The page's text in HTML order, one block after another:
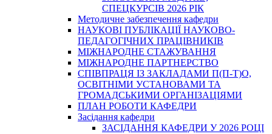
СПЕЦКУРСІВ 2026 РІК
Методичне забезпечення кафедри
НАУКОВІ ПУБЛІКАЦІЇ НАУКОВО-
ПЕДАГОГІЧНИХ ПРАЦІВНИКІВ
МІЖНАРОДНЕ СТАЖУВАННЯ
МІЖНАРОДНЕ ПАРТНЕРСТВО
СПІВПРАЦЯ ІЗ ЗАКЛАДАМИ П(П-Т)О,
ОСВІТНІМИ УСТАНОВАМИ ТА
ГРОМАДСЬКИМИ ОРГАНІЗАЦІЯМИ
ПЛАН РОБОТИ КАФЕДРИ
Засідання кафедри
ЗАСІДАННЯ КАФЕДРИ У 2026 РОЦІ